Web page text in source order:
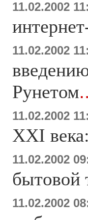
11.02.2002
11.02.2002
Рунетом
11.02.2002
XXI
11.02.2002
бытовой
11.02.2002